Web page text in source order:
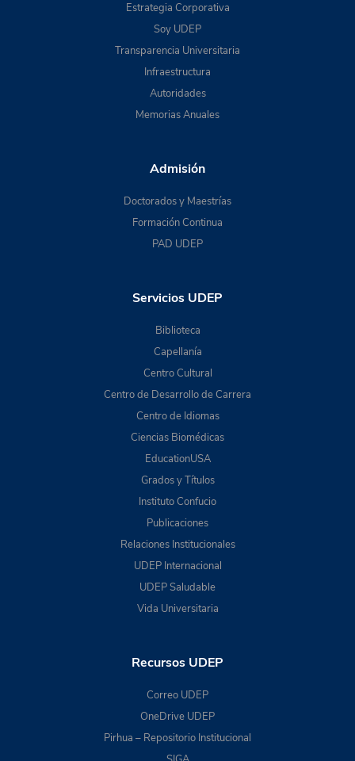
Estrategia Corporativa
Soy UDEP
Transparencia Universitaria
Infraestructura
Autoridades
Memorias Anuales
Admisión
Doctorados y Maestrías
Formación Continua
PAD UDEP
Servicios UDEP
Biblioteca
Capellanía
Centro Cultural
Centro de Desarrollo de Carrera
Centro de Idiomas
Ciencias Biomédicas
EducationUSA
Grados y Títulos
Instituto Confucio
Publicaciones
Relaciones Institucionales
UDEP Internacional
UDEP Saludable
Vida Universitaria
Recursos UDEP
Correo UDEP
OneDrive UDEP
Pirhua – Repositorio Institucional